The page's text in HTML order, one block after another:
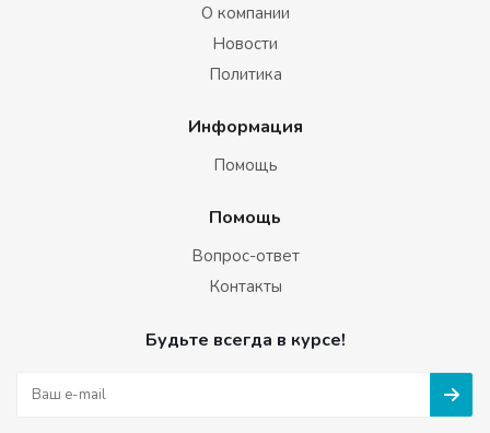
О компании
Новости
Политика
Информация
Помощь
Помощь
Вопрос-ответ
Контакты
Будьте всегда в курсе!